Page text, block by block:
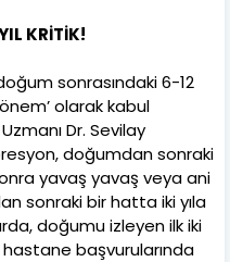
KRİTİK!
sonrasındaki 6-12
olarak kabul
Dr. Sevilay
doğumdan sonraki
yavaş yavaş veya ani
sonraki bir hatta iki yıla
doğumu izleyen ilk iki
başvurularında